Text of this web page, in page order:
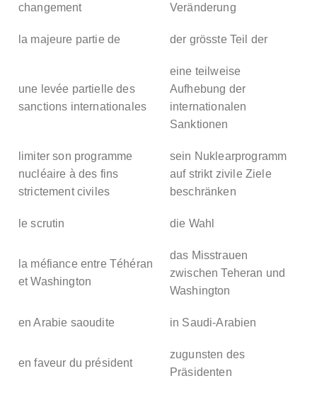
changement
Veränderung
la majeure partie de der grösste Teil der
une levée partielle des
sanctions internationales
eine teilweise
Aufhebung der
internationalen
Sanktionen
limiter son programme
nucléaire à des fins
strictement civiles
sein Nuklearprogramm
auf strikt zivile Ziele
beschränken
le scrutin die Wahl
la méfiance entre Téhéran
et Washington
das Misstrauen
zwischen Teheran und
Washington
en Arabie saoudite in Saudi-Arabien
en faveur du président
zugunsten des
Präsidenten